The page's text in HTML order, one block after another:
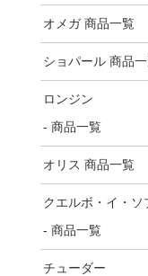
オメガ 商品一覧
ショパール 商品
ロンジン
- 商品一覧
オリス 商品一覧
クエルボ・イ・ソ
- 商品一覧
チューダー